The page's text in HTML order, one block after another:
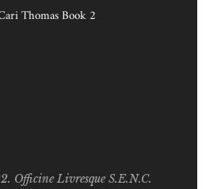
Thomas Book 2
Officine Livresque S.E.N.C.